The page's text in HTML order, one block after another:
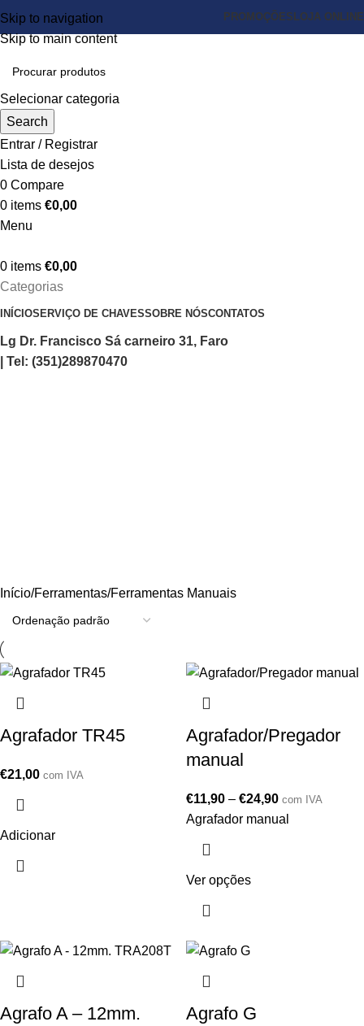
Skip to navigation
Skip to main content
PROMOÇÕES LOJA ONLINE
Selecionar categoria
Search
Entrar / Registrar
Lista de desejos
0 Compare
0 items €0,00
Menu
0 items €0,00
Categorias
INÍCIOSERVIÇO DE CHAVESSOBRE NÓSCONTATOS
Lg Dr. Francisco Sá carneiro 31, Faro
| Tel: (351)289870470
Início Ferramentas Ferramentas Manuais
Agrafador TR45
€21,00 com IVA
Adicionar
Agrafador/Pregador
manual
€11,90 – €24,90 com IVA
Agrafador manual
Ver opções
Agrafo A – 12mm.
Agrafo G